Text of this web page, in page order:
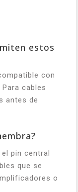
estos
con
cables
antes de
pin central
que se
o